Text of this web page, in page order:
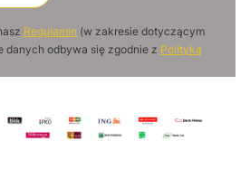
Regulamin (w zakresie dotyczącym
danych odbywa się zgodnie z Polityką